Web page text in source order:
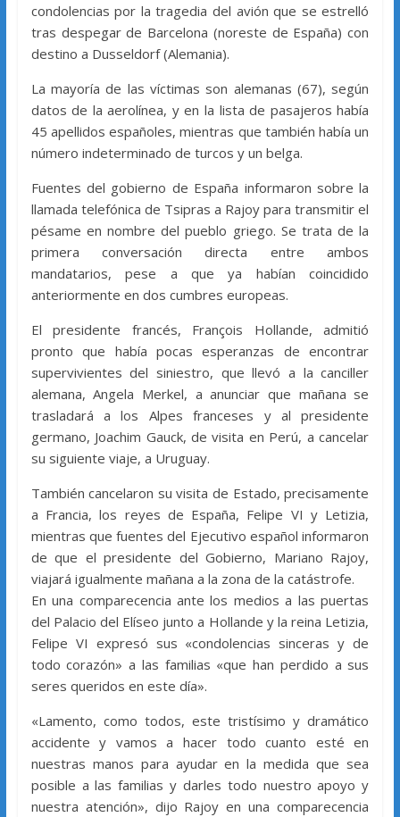
condolencias por la tragedia del avión que se estrelló
tras despegar de Barcelona (noreste de España) con
destino a Dusseldorf (Alemania).
La mayoría de las víctimas son alemanas (67), según
datos de la aerolínea, y en la lista de pasajeros había
45 apellidos españoles, mientras que también había un
número indeterminado de turcos y un belga.
Fuentes del gobierno de España informaron sobre la
llamada telefónica de Tsipras a Rajoy para transmitir el
pésame en nombre del pueblo griego. Se trata de la
primera conversación directa entre ambos
mandatarios, pese a que ya habían coincidido
anteriormente en dos cumbres europeas.
El presidente francés, François Hollande, admitió
pronto que había pocas esperanzas de encontrar
supervivientes del siniestro, que llevó a la canciller
alemana, Angela Merkel, a anunciar que mañana se
trasladará a los Alpes franceses y al presidente
germano, Joachim Gauck, de visita en Perú, a cancelar
su siguiente viaje, a Uruguay.
También cancelaron su visita de Estado, precisamente
a Francia, los reyes de España, Felipe VI y Letizia,
mientras que fuentes del Ejecutivo español informaron
de que el presidente del Gobierno, Mariano Rajoy,
viajará igualmente mañana a la zona de la catástrofe.
En una comparecencia ante los medios a las puertas
del Palacio del Elíseo junto a Hollande y la reina Letizia,
Felipe VI expresó sus «condolencias sinceras y de
todo corazón» a las familias «que han perdido a sus
seres queridos en este día».
«Lamento, como todos, este tristísimo y dramático
accidente y vamos a hacer todo cuanto esté en
nuestras manos para ayudar en la medida que sea
posible a las familias y darles todo nuestro apoyo y
nuestra atención», dijo Rajoy en una comparecencia